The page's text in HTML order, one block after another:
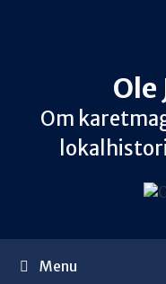
Ole
Om
Menu